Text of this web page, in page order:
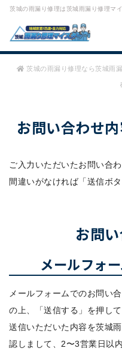
茨城の雨漏り修理は茨城雨漏り修理マ
茨城の雨漏り修理なら茨城雨
お問い合わせ
ご入力いただいたお問い合
間違いがなければ「送信ボ
お問
メールフォ
メールフォームでのお問い
の上、「送信する」を押して
送信いただいた内容を茨城
認しまして、2〜3営業日以